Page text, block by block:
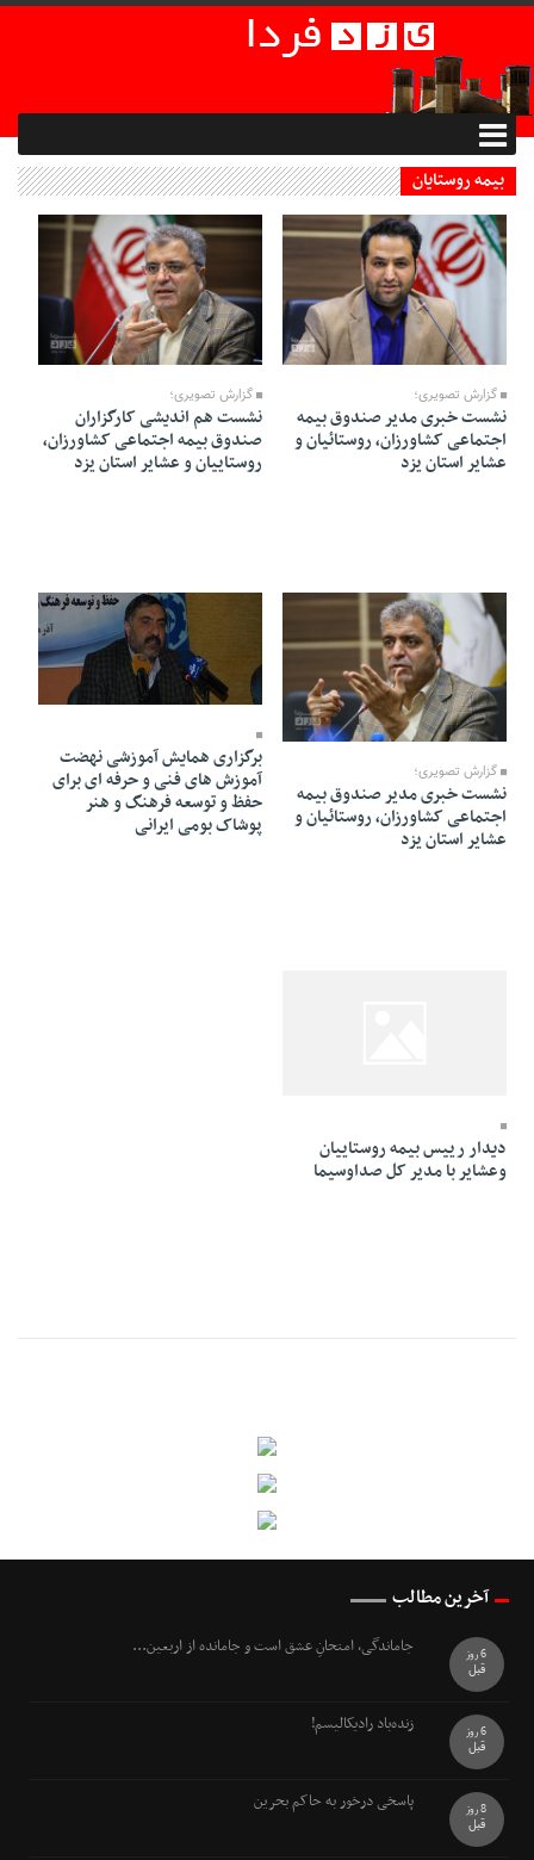
بیمه روستایان
02 Khordad 1402 - 01:01
گزارش تصویری؛
نشست خبری مدیر صندوق بیمه
اجتماعی کشاورزان،‌ روستائیان و
عشایر استان یزد
14 Mehr 1401 - 15:26
گزارش تصویری؛
نشست هم اندیشی کارگزاران
صندوق بیمه اجتماعی کشاورزان،
روستاییان و عشایر استان یزد
02 Khordad 1401 - 00:41
گزارش تصویری؛
نشست خبری مدیر صندوق بیمه
اجتماعی کشاورزان، روستائیان و
عشایر استان یزد
برگزاری همایش آموزشی نهضت
آموزش های فنی و حرفه ای برای
حفظ و توسعه فرهنگ و هنر
پوشاک بومی ایرانی
دیدار رییس بیمه روستاییان
وعشایر با مدیر کل صداوسیما
آخرین مطالب
جاماندگی، امتحانِ عشق است و جامانده از اربعین...
6 روز
قبل
زنده‌باد رادیکالیسم!
6 روز
قبل
پاسخی درخور به حاکم بحرین
8 روز
قبل